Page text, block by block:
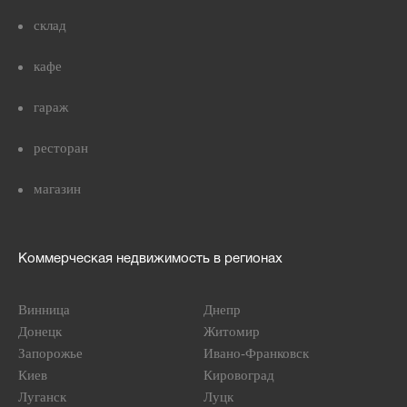
склад
кафе
гараж
ресторан
магазин
Коммерческая недвижимость в регионах
Винница
Днепр
Донецк
Житомир
Запорожье
Ивано-Франковск
Киев
Кировоград
Луганск
Луцк